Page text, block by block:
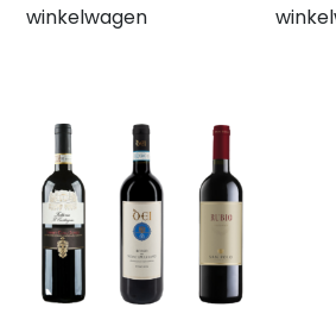
winkelwagen